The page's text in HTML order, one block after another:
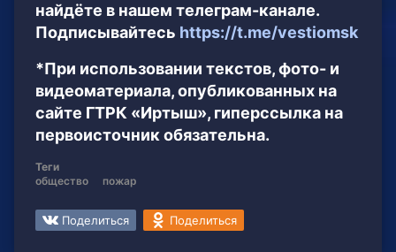
найдёте в нашем телеграм-канале.
Подписывайтесь https://t.me/vestiomsk
*При использовании текстов, фото- и
видеоматериала, опубликованных на
сайте ГТРК «Иртыш», гиперссылка на
первоисточник обязательна.
Теги
общество
пожар
Поделиться Поделиться